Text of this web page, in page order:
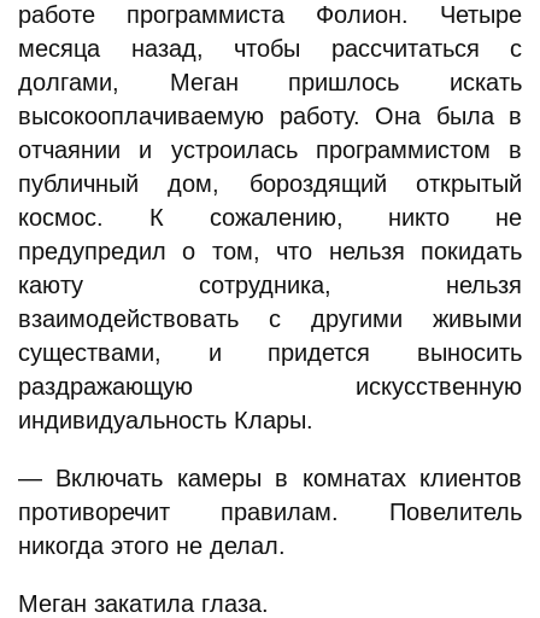
работе программиста Фолион. Четыре
месяца назад, чтобы рассчитаться с
долгами, Меган пришлось искать
высокооплачиваемую работу. Она была в
отчаянии и устроилась программистом в
публичный дом, бороздящий открытый
космос. К сожалению, никто не
предупредил о том, что нельзя покидать
каюту сотрудника, нельзя
взаимодействовать с другими живыми
существами, и придется выносить
раздражающую искусственную
индивидуальность Клары.
— Включать камеры в комнатах клиентов
противоречит правилам. Повелитель
никогда этого не делал.
Меган закатила глаза.